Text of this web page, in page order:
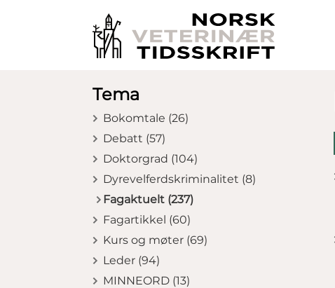
Tema
Bokomtale (26)
Debatt (57)
Doktorgrad (104)
Dyrevelferdskriminalitet (8)
Fagaktuelt (237)
Fagartikkel (60)
Kurs og møter (69)
Leder (94)
MINNEORD (13)